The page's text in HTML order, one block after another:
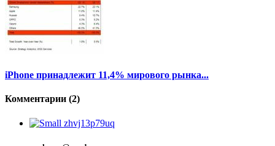
iPhone принадлежит 11,4% мирового рынка...
Комментарии (2)